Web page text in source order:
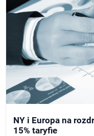
NY i Europa na
15% taryfie